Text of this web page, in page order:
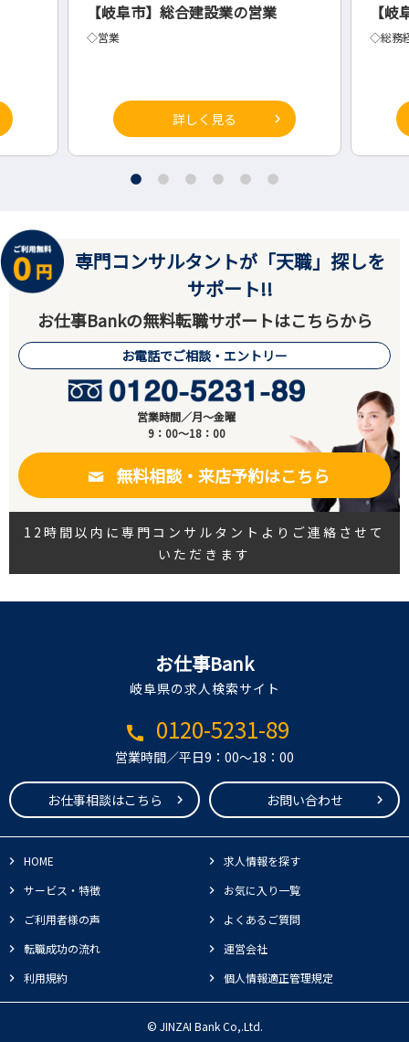
【岐阜市】総合建設業の営業
◇営業
詳しく見る
【
◇総務
専門コンサルタントが「天職」探しを
サポート!!
お仕事Bankの無料転職サポートはこちらから
お電話でご相談・エントリー
営業時間／月～金曜
9：00～18：00
無料相談・来店予約はこちら
12時間以内に専門コンサルタントよりご連絡させて
いただきます
お仕事Bank
岐阜県の求人検索サイト
call 0120-5231-89
営業時間／平日9：00～18：00
お仕事相談はこちら お問い合わせ
HOME
求人情報を探す
サービス・特徴
お気に入り一覧
ご利用者様の声
よくあるご質問
転職成功の流れ
運営会社
利用規約
個人情報適正管理規定
© JINZAI Bank Co,.Ltd.